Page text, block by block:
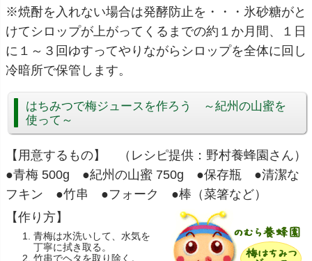
※焼酎を入れない場合は発酵防止を・・・氷砂糖がと
けてシロップが上がってくるまでの約１か月間、１日
に１～３回ゆすってやりながらシロップを全体に回し
冷暗所で保管します。
はちみつで梅ジュースを作ろう ～紀州の山蜜を
使って～
【用意するもの】 （レシピ提供：野村養蜂園さん）
●青梅 500g ●紀州の山蜜 750g ●保存瓶 ●清潔な
フキン ●竹串 ●フォーク ●棒（菜箸など）
【作り方】
青梅は水洗いして、水気を
丁寧に拭き取る。
竹串でヘタを取り除く。